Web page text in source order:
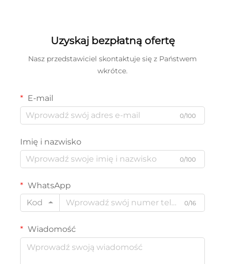
Uzyskaj bezpłatną ofertę
Nasz przedstawiciel skontaktuje się z Państwem
wkrótce.
E-mail
0/100
Imię i nazwisko
0/100
WhatsApp
Kod
0/16
Wiadomość